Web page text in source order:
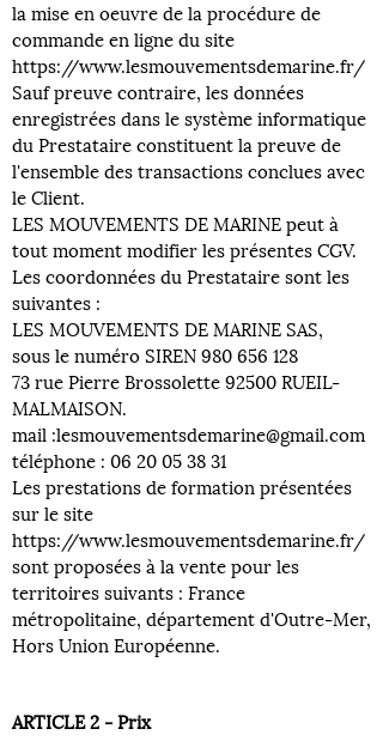
la mise en oeuvre de la procédure de
commande en ligne du site
https://www.lesmouvementsdemarine.fr/
Sauf preuve contraire, les données
enregistrées dans le système informatique
du Prestataire constituent la preuve de
l'ensemble des transactions conclues avec
le Client.
LES MOUVEMENTS DE MARINE peut à
tout moment modifier les présentes CGV.
Les coordonnées du Prestataire sont les
suivantes :
LES MOUVEMENTS DE MARINE SAS,
sous le numéro SIREN 980 656 128
73 rue Pierre Brossolette 92500 RUEIL-
MALMAISON.
mail :lesmouvementsdemarine@gmail.com
téléphone : 06 20 05 38 31
Les prestations de formation présentées
sur le site
https://www.lesmouvementsdemarine.fr/
sont proposées à la vente pour les
territoires suivants : France
métropolitaine, département d'Outre-Mer,
Hors Union Européenne.
ARTICLE 2 - Prix